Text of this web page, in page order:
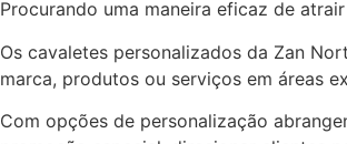
Procurando uma maneira eficaz de
Os cavaletes personalizados da Zan
marca, produtos ou serviços em áreas
Com opções de personalização